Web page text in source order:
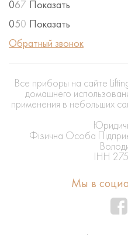
067 Показать
050 Показать
Обратный звонок
Мы в
Все приборы на сайте
домашнего
применения в небольших
Фізична Особа
ІНН